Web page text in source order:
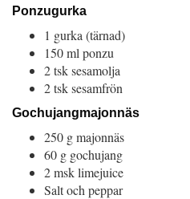
Ponzugurka
1 gurka (tärnad)
150 ml ponzu
2 tsk sesamolja
2 tsk sesamfrön
Gochujangmajonnäs
250 g majonnäs
60 g gochujang
2 msk limejuice
Salt och peppar